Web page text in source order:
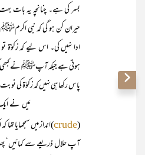
بسر کی ہے۔ چنانچہ یہ بات
حیران کن ہو گی کہ نبی اکرمﷺ
ادا نہیں کی۔ اس لیے کہ زکوٰۃ
ہوتی ہے جبکہ آپﷺ نے کبھی
پاس رکھا ہی نہیں کہ زکوٰۃ کی
مَیں نے ایک
(
crude)انداز میں سمجھایا
آپ حلال ذریعے سے کمائیں‘